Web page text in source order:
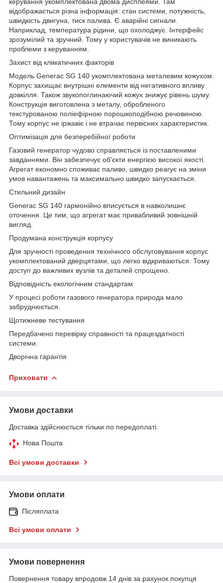
відображається різна інформація: стан системи, потужність,
швидкість двигуна, тиск палива. Є аварійні сигнали.
Наприклад, температура рідини, що охолоджує. Інтерфейс
зрозумілий та зручний. Тому у користувачів не виникають
проблеми з керуванням.
Захист від кліматичних факторів
Модель Generac SG 140 укомплектована металевим кожухом.
Корпус захищає внутрішні елементи від негативного впливу
довкілля. Також звукопоглинаючий кожух знижує рівень шуму.
Конструкція виготовлена з металу, обробленого
текстурованою поліефірною порошкоподібною речовиною.
Тому корпус не іржавіє і не втрачає первісних характеристик.
Оптимізація для безперебійної роботи
Газовий генератор чудово справляється із поставленими
завданнями. Він забезпечує об'єкти енергією високої якості.
Агрегат економно споживає паливо, швидко реагує на зміни
умов навантажень та максимально швидко запускається.
Стильний дизайн
Generac SG 140 гармонійно вписується в навколишнє
оточення. Це тим, що агрегат має привабливий зовнішній
вигляд.
Продумана конструкція корпусу
Для зручності проведення технічного обслуговування корпус
укомплектований дверцятами, що легко відкриваються. Тому
доступ до важливих вузлів та деталей спрощено.
Відповідність екологічним стандартам
У процесі роботи газового генератора природа мало
забруднюється.
Щотижневе тестування
Передбачено перевірку справності та працездатності
системи.
Дворічна гарантія
Приховати
Умови доставки
Доставка здійснюється тільки по передоплаті.
Нова Пошта
Всі умови доставки
Умови оплати
Післяплата
Всі умови оплати
Умови повернення
Повернення товару впродовж 14 днів за рахунок покупця